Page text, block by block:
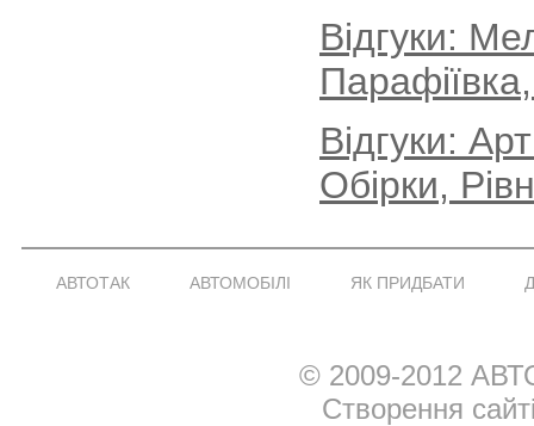
Відгуки:
Відгуки:
Обірки,
АВТОТАК АВТОМОБІЛІ ЯК ПРИДБАТИ
© 2009-2012
Створення